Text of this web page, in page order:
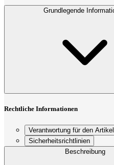
Grundlegende
Rechtliche Informationen
Verantwortung für den Artikel
Sicherheitsrichtlinien
Beschreibung